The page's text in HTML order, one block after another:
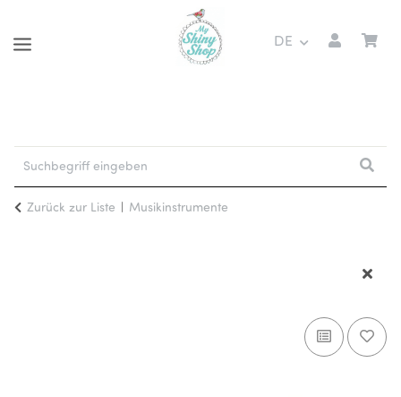
DE
Zurück zur Liste Musikinstrumente